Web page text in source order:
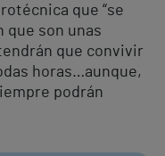
que “se
que son unas
que convivir
horas…aunque,
podrán